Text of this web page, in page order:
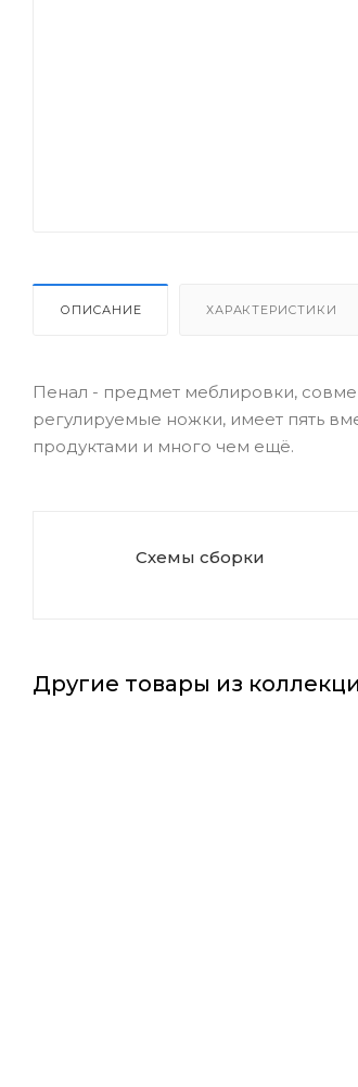
ОПИСАНИЕ ХАРАКТЕРИСТИКИ
Пенал - предмет меблировки,
регулируемые ножки, имеет пять
продуктами и много чем ещё.
Схемы сборки
Другие товары из